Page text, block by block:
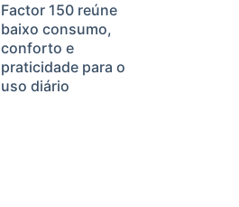
Factor 150 reúne
baixo consumo,
conforto e
praticidade para o
uso diário